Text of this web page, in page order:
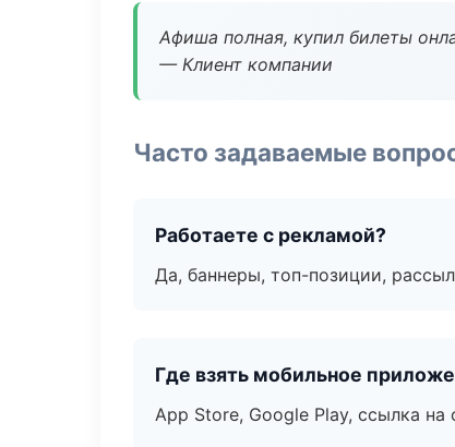
Афиша полная, купил билеты
— Клиент компании
Часто задаваемые
Работаете с рекламой?
Да, баннеры, топ-позиции,
Где взять мобильное
App Store, Google Play, ссылка на